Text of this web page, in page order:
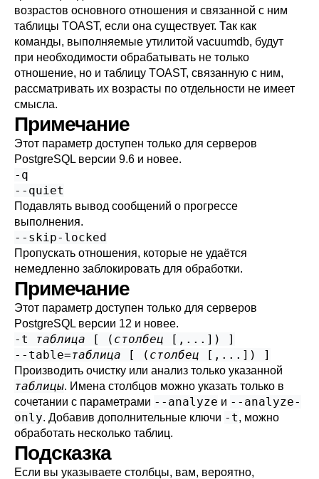
возрастов основного отношения и связанной с ним
таблицы TOAST, если она существует. Так как
команды, выполняемые утилитой vacuumdb, будут
при необходимости обрабатывать не только
отношение, но и таблицу TOAST, связанную с ним,
рассматривать их возрасты по отдельности не имеет
смысла.
Примечание
Этот параметр доступен только для серверов
PostgreSQL версии 9.6 и новее.
-q
--quiet
Подавлять вывод сообщений о прогрессе
выполнения.
--skip-locked
Пропускать отношения, которые не удаётся
немедленно заблокировать для обработки.
Примечание
Этот параметр доступен только для серверов
PostgreSQL версии 12 и новее.
-t таблица [ ( столбец [,...]) ]
--table=таблица [ ( столбец [,...]) ]
Производить очистку или анализ только указанной
таблицы. Имена столбцов можно указать только в
сочетании с параметрами --analyze и --analyze-
only. Добавив дополнительные ключи -t, можно
обработать несколько таблиц.
Подсказка
Если вы указываете столбцы, вам, вероятно,